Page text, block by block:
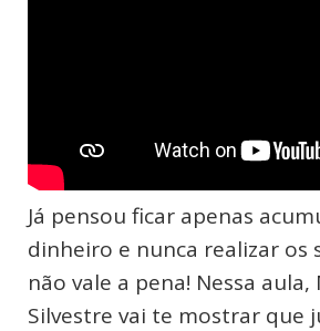
Já pensou ficar apenas
dinheiro e nunca realizar os
não vale a pena! Nessa aula,
Silvestre vai te mostrar que